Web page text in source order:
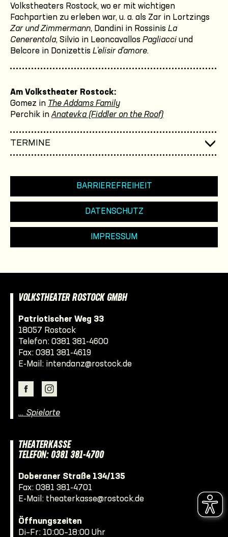
Volkstheaters Rostock, wo er mit wichtigen
Fachpartien zu erleben war, u. a. als Zar in Lortzings
Zar und Zimmermann, Dandini in Rossinis La
Cenerentola, Silvio in Leoncavallos Pagliacci und
Belcore in Donizettis L'elisir d'amore.
Am Volkstheater Rostock:
Gomez in The Addams Family
Perchik in Anatevka (Fiddler on the Roof)
TERMINE
BARRIEREFREIHEIT
DATENSCHUTZ
IMPRESSUM
VOLKSTHEATER ROSTOCK GMBH
Patriotischer Weg 33
18057 Rostock
Telefon: 0381 381-4600
Fax: 0381 381-4619
E-Mail: intendanz@rostock.de
… Spielorte
THEATERKASSE
TELEFON: 0381 381-4700
Doberaner Straße 134/135
Fax: 0381 381-4701
E-Mail: theaterkasse@rostock.de
Öffnungszeiten
Di–Fr: 10:00–18:00 Uhr